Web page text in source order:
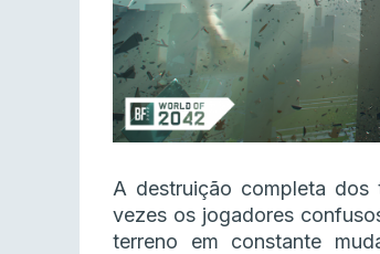
A destruição completa dos
vezes os jogadores
terreno em constante